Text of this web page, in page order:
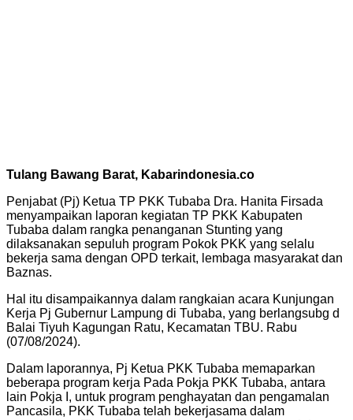
Tulang Bawang Barat, Kabarindonesia.co
Penjabat (Pj) Ketua TP PKK Tubaba Dra. Hanita Firsada
menyampaikan laporan kegiatan TP PKK Kabupaten
Tubaba dalam rangka penanganan Stunting yang
dilaksanakan sepuluh program Pokok PKK yang selalu
bekerja sama dengan OPD terkait, lembaga masyarakat dan
Baznas.
Hal itu disampaikannya dalam rangkaian acara Kunjungan
Kerja Pj Gubernur Lampung di Tubaba, yang berlangsubg d
Balai Tiyuh Kagungan Ratu, Kecamatan TBU. Rabu
(07/08/2024).
Dalam laporannya, Pj Ketua PKK Tubaba memaparkan
beberapa program kerja Pada Pokja PKK Tubaba, antara
lain Pokja I, untuk program penghayatan dan pengamalan
Pancasila, PKK Tubaba telah bekerjasama dalam